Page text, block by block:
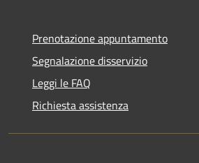
Prenotazione appuntamento
Segnalazione disservizio
Leggi le FAQ
Richiesta assistenza